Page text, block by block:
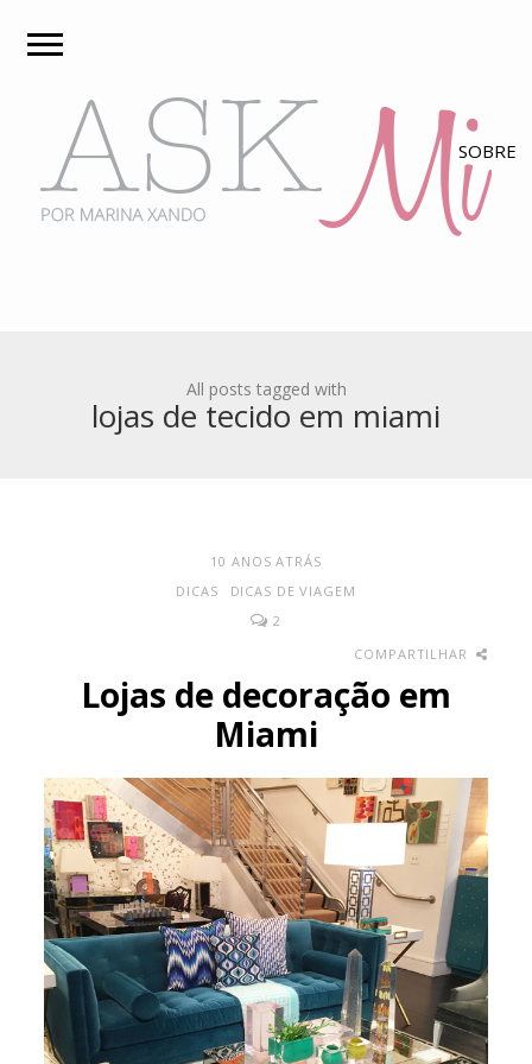
All posts tagged with
lojas de tecido em miami
10 ANOS ATRÁS
DICAS
DICAS DE VIAGEM
2
COMPARTILHAR
Lojas de decoração em
Miami